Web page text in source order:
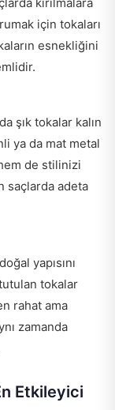
için tokaları
esnekliğini
şık tokalar kalın
ya da mat metal
de stilinizi
saçlarda adeta
yapısını
tutulan tokalar
rahat ama
zamanda
Etkileyici